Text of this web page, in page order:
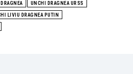
UNCHI DRAGNEA URSS
LIVIU DRAGNEA PUTIN